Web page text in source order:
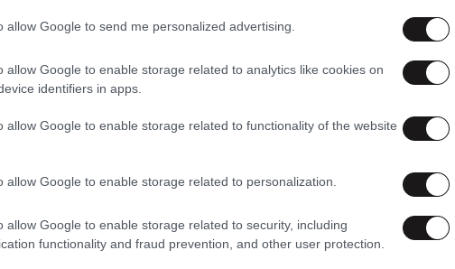
allow Google to send me personalized advertising.
allow Google to enable storage related to analytics like cookies on
identifiers in apps.
allow Google to enable storage related to functionality of the website
allow Google to enable storage related to personalization.
allow Google to enable storage related to security, including
functionality and fraud prevention, and other user protection.
20·02·2026 21:06
«Artemis II» λέγεται η αποστολή
αστροναυτών προς τη Σελήνη που θα
02·01·2026
Ο
θητεία